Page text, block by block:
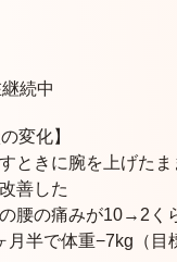
続中
変化】
ときに腕を上げた
善した
腰の痛みが10→2く
月半で体重−7kg（目